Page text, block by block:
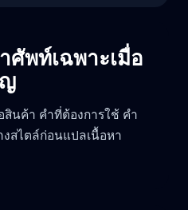
พท์เฉพาะเมื่อ
นค้า คำที่ต้องการใช้ คำ
สไตล์ก่อนแปลเนื้อหา